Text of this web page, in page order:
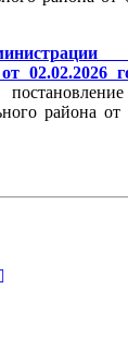
02.02.2026
района